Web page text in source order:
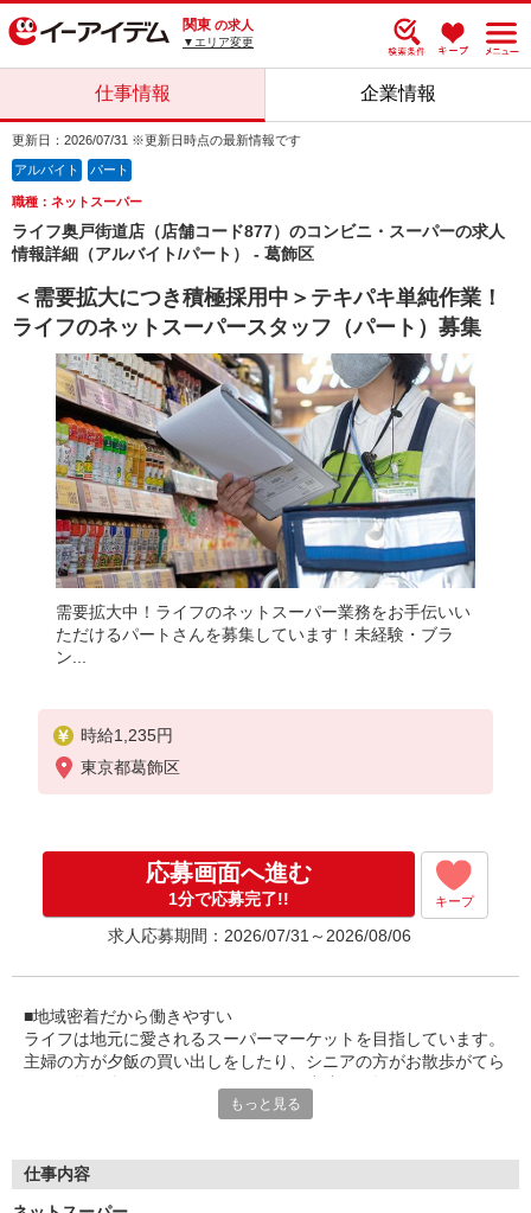
関東 の求人
▼エリア変更
仕事情報 企業情報
更新日：2026/07/31 ※更新日時点の最新情報です
アルバイト パート
職種：ネットスーパー
ライフ奥戸街道店（店舗コード877）のコンビニ・スーパーの求人
情報詳細（アルバイト/パート） - 葛飾区
＜需要拡大につき積極採用中＞テキパキ単純作業！
ライフのネットスーパースタッフ（パート）募集
需要拡大中！ライフのネットスーパー業務をお手伝いい
ただけるパートさんを募集しています！未経験・ブラ
ン...
時給1,235円
東京都葛飾区
応募画面へ進む
1分で応募完了!! キープ
求人応募期間：2026/07/31～2026/08/06
■地域密着だから働きやすい
ライフは地元に愛されるスーパーマーケットを目指しています。
主婦の方が夕飯の買い出しをしたり、シニアの方がお散歩がてら
を買いにきたり……そんな穏やかな地域の日常に寄り添うお仕事
■家庭とキャリアの両立
もっと見る
仕事内容